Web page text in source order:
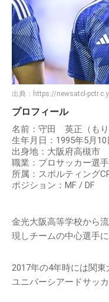
出典： https://newsatcl-
プロフィール
名前：守田 英正（も
生年月日：1995年5月10
出身地：大阪府高槻市
職業：プロサッカー選手
所属：スポルティング
ポジション：MF / DF
金光大阪高等学校から
現しチームの中心選手に
2017年の4年時には関
ユニバーシアードサッ